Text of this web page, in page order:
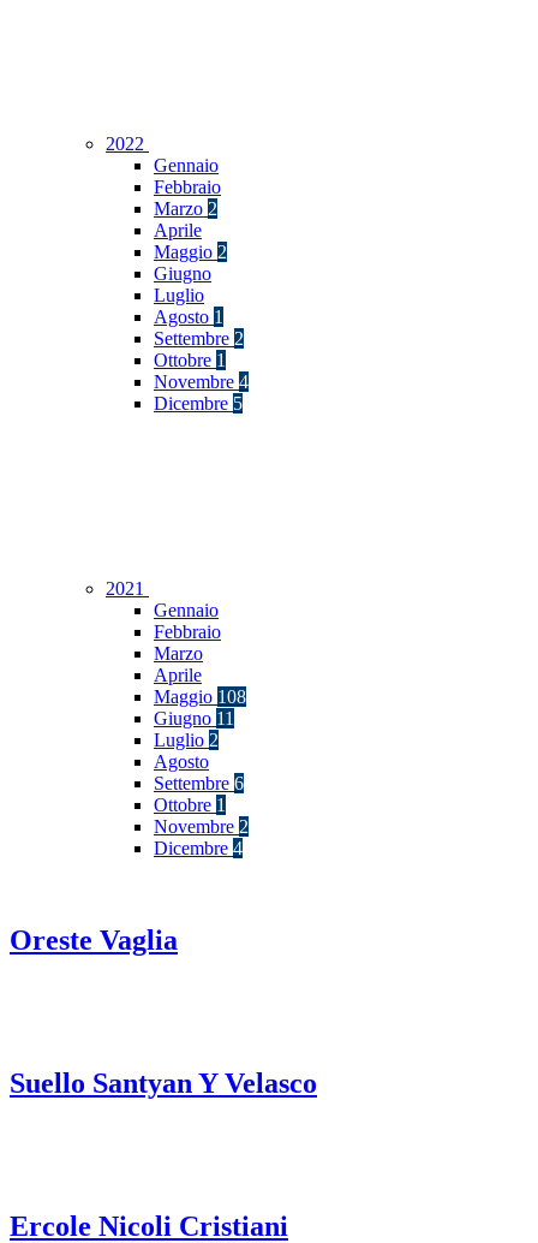
2022
Gennaio
Febbraio
Marzo 2
Aprile
Maggio 2
Giugno
Luglio
Agosto 1
Settembre 2
Ottobre 1
Novembre 4
Dicembre 5
2021
Gennaio
Febbraio
Marzo
Aprile
Maggio 108
Giugno 11
Luglio 2
Agosto
Settembre 6
Ottobre 1
Novembre 2
Dicembre 4
Oreste Vaglia
Suello Santyan Y Velasco
Ercole Nicoli Cristiani